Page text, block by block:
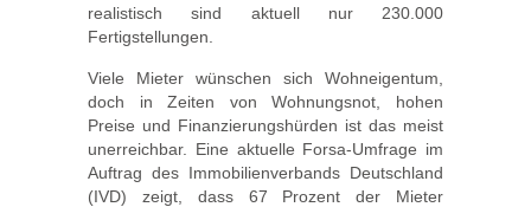
realistisch sind aktuell nur 230.000
Fertigstellungen.
Viele Mieter wünschen sich Wohneigentum,
doch in Zeiten von Wohnungsnot, hohen
Preise und Finanzierungshürden ist das meist
unerreichbar. Eine aktuelle Forsa-Umfrage im
Auftrag des Immobilienverbands Deutschland
(IVD) zeigt, dass 67 Prozent der Mieter